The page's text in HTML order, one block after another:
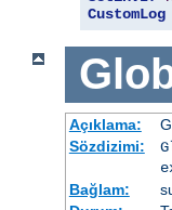
CustomLog
Açıklama:
Sözdizimi:
Bağlam: